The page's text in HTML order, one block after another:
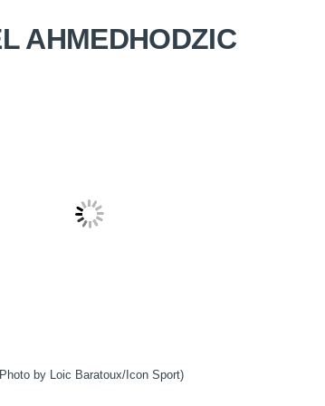
AHMEDHODZIC
by Loic Baratoux/Icon Sport)